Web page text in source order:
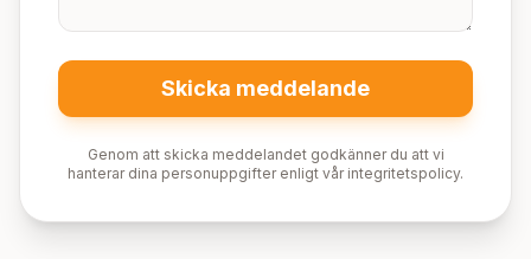
Skicka meddelande
Genom att skicka meddelandet godkänner du att vi
hanterar dina personuppgifter enligt vår integritetspolicy.